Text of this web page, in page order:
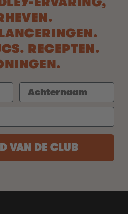
RECEPTEN.
VAN DE CLUB